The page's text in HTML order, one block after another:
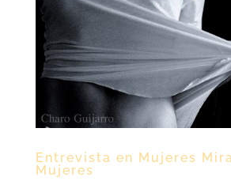
Entrevista en Mujeres
Mujeres